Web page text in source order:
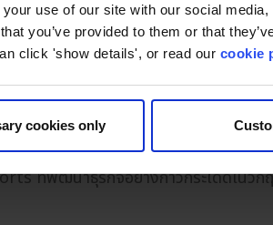
your use of our site with our social
you’ve provided to them or that
click 'show details', or read our cookie
cookies only
านระบบคลาวด์ AWS แก่ลูกค้าเป็นจำ
ต้นทุนการใช้งาน เรายังมีบริการให้คำ
ำแนวทางปฏิบัติที่ดีที่สุดมาปรับใช้งานจ
ตนเองได้อย่างเต็มที่
ธิภาพต้นทุน:
ที่พัฒนาธุรกิจอย่างก้าวกระโดดในวิก